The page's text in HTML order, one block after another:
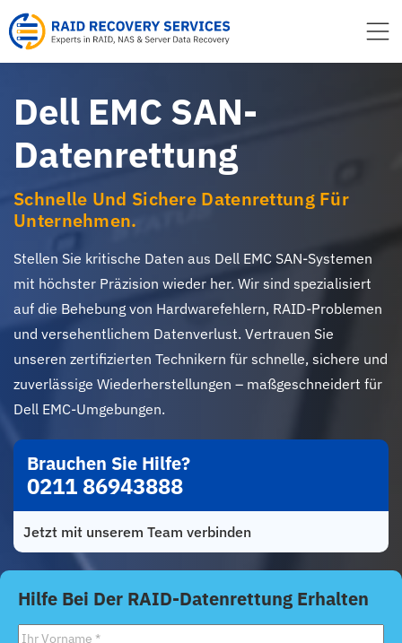
Inhalt
springen
Dell EMC SAN-
Datenrettung
Schnelle Und Sichere Datenrettung Für
Unternehmen.
Stellen Sie kritische Daten aus Dell EMC SAN-Systemen
mit höchster Präzision wieder her. Wir sind spezialisiert
auf die Behebung von Hardwarefehlern, RAID-Problemen
und versehentlichem Datenverlust. Vertrauen Sie
unseren zertifizierten Technikern für schnelle, sichere und
zuverlässige Wiederherstellungen – maßgeschneidert für
Dell EMC-Umgebungen.
Brauchen Sie Hilfe?
0211 86943888
Jetzt mit unserem Team verbinden
Hilfe Bei Der RAID-Datenrettung Erhalten
Vorname*